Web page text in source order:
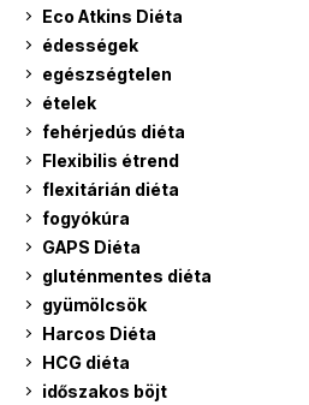
Eco Atkins Diéta
édességek
egészségtelen
ételek
fehérjedús diéta
Flexibilis étrend
flexitárián diéta
fogyókúra
GAPS Diéta
gluténmentes diéta
gyümölcsök
Harcos Diéta
HCG diéta
időszakos böjt